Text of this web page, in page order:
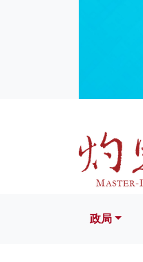
政局